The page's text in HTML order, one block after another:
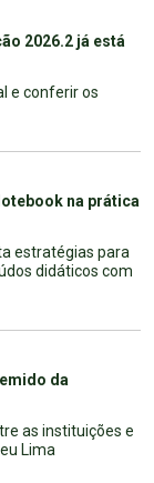
2026.2 já está
e conferir os
na prática
estratégias para
didáticos com
da
as instituições e
Lima